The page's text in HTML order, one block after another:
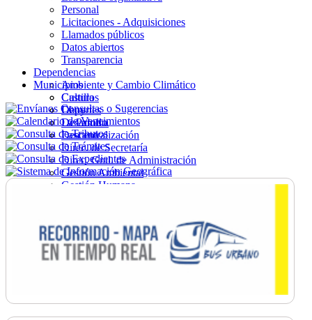
Personal
Licitaciones - Adquisiciones
Llamados públicos
Datos abiertos
Transparencia
Dependencias
Ambiente y Cambio Climático
Cultura
Deportes
Desarrollo
Descentralización
Direc. de Secretaría
Direc. Gral. de Administración
Gestión Ambiental
Gestión Humana
Ordenamiento
Promoción Social
Salud
Secretaría General
Municipios
Castillos
Chuy
La Paloma
Lascano